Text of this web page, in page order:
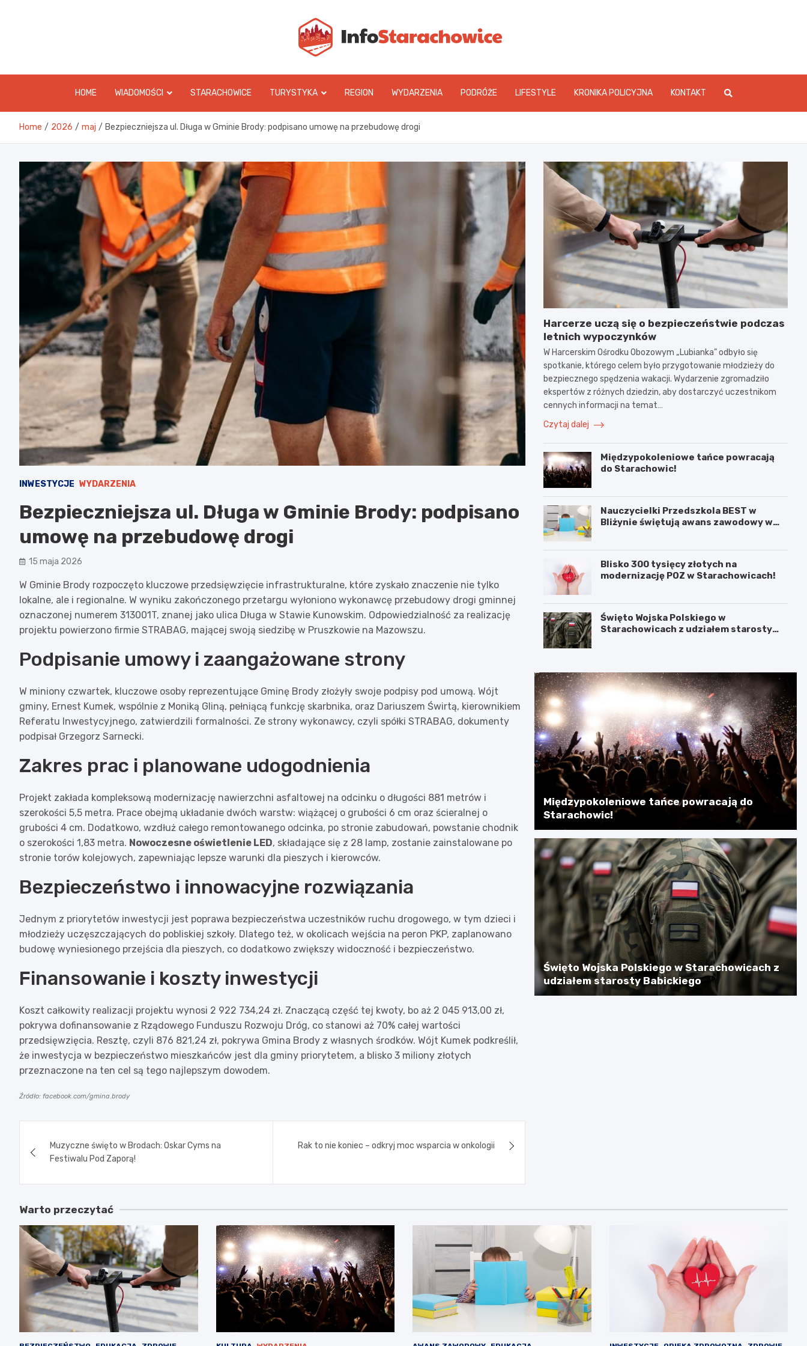
HOME WIADOMOŚCI STARACHOWICE TURYSTYKA REGION WYDARZENIA PODRÓŻE LIFESTYLE KRONIKA POLICYJNA KONTAKT
Home 2026 maj Bezpieczniejsza ul. Długa w Gminie Brody: podpisano umowę na przebudowę drogi
INWESTYCJE WYDARZENIA
Bezpieczniejsza ul. Długa w Gminie Brody: podpisano
umowę na przebudowę drogi
15 maja 2026
W Gminie Brody rozpoczęto kluczowe przedsięwzięcie infrastrukturalne, które zyskało znaczenie nie tylko
lokalne, ale i regionalne. W wyniku zakończonego przetargu wyłoniono wykonawcę przebudowy drogi gminnej
oznaczonej numerem 313001T, znanej jako ulica Długa w Stawie Kunowskim. Odpowiedzialność za realizację
projektu powierzono firmie STRABAG, mającej swoją siedzibę w Pruszkowie na Mazowszu.
Podpisanie umowy i zaangażowane strony
W miniony czwartek, kluczowe osoby reprezentujące Gminę Brody złożyły swoje podpisy pod umową. Wójt
gminy, Ernest Kumek, wspólnie z Moniką Gliną, pełniącą funkcję skarbnika, oraz Dariuszem Świrtą, kierownikiem
Referatu Inwestycyjnego, zatwierdzili formalności. Ze strony wykonawcy, czyli spółki STRABAG, dokumenty
podpisał Grzegorz Sarnecki.
Zakres prac i planowane udogodnienia
Projekt zakłada kompleksową modernizację nawierzchni asfaltowej na odcinku o długości 881 metrów i
szerokości 5,5 metra. Prace obejmą układanie dwóch warstw: wiążącej o grubości 6 cm oraz ścieralnej o
grubości 4 cm. Dodatkowo, wzdłuż całego remontowanego odcinka, po stronie zabudowań, powstanie chodnik
o szerokości 1,83 metra. Nowoczesne oświetlenie LED, składające się z 28 lamp, zostanie zainstalowane po
stronie torów kolejowych, zapewniając lepsze warunki dla pieszych i kierowców.
Bezpieczeństwo i innowacyjne rozwiązania
Jednym z priorytetów inwestycji jest poprawa bezpieczeństwa uczestników ruchu drogowego, w tym dzieci i
młodzieży uczęszczających do pobliskiej szkoły. Dlatego też, w okolicach wejścia na peron PKP, zaplanowano
budowę wyniesionego przejścia dla pieszych, co dodatkowo zwiększy widoczność i bezpieczeństwo.
Finansowanie i koszty inwestycji
Koszt całkowity realizacji projektu wynosi 2 922 734,24 zł. Znaczącą część tej kwoty, bo aż 2 045 913,00 zł,
pokrywa dofinansowanie z Rządowego Funduszu Rozwoju Dróg, co stanowi aż 70% całej wartości
przedsięwzięcia. Resztę, czyli 876 821,24 zł, pokrywa Gmina Brody z własnych środków. Wójt Kumek podkreślił,
że inwestycja w bezpieczeństwo mieszkańców jest dla gminy priorytetem, a blisko 3 miliony złotych
przeznaczone na ten cel są tego najlepszym dowodem.
Źródło: facebook.com/gmina.brody
wpisuMuzyczne święto w Brodach: Oskar Cyms na
Festiwalu Pod Zaporą!
Rak to nie koniec – odkryj moc wsparcia w onkologii
Harcerze uczą się o bezpieczeństwie podczas
letnich wypoczynków
W Harcerskim Ośrodku Obozowym „Lubianka” odbyło się
spotkanie, którego celem było przygotowanie młodzieży do
bezpiecznego spędzenia wakacji. Wydarzenie zgromadziło
ekspertów z różnych dziedzin, aby dostarczyć uczestnikom
cennych informacji na temat…
Czytaj dalej
Międzypokoleniowe tańce powracają
do Starachowic!
Nauczycielki Przedszkola BEST w
Bliżynie świętują awans zawodowy w
Blisko 300 tysięcy złotych na
modernizację POZ w Starachowicach!
Święto Wojska Polskiego w
Starachowicach z udziałem starosty
Międzypokoleniowe tańce powracają do
Starachowic!
Święto Wojska Polskiego w Starachowicach z
udziałem starosty Babickiego
Warto przeczytać